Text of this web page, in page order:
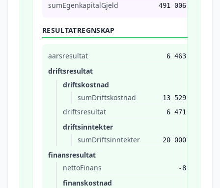
sumEgenkapitalGjeld 491 006
RESULTATREGNSKAP
aarsresultat 6 463
driftsresultat
driftskostnad
sumDriftskostnad
13 529
driftsresultat 6 471
driftsinntekter
sumDriftsinntekter
20 000
finansresultat
nettoFinans
-8
finanskostnad